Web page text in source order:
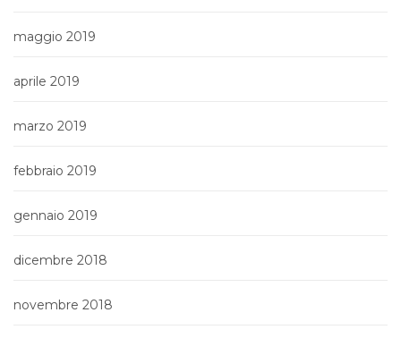
maggio 2019
aprile 2019
marzo 2019
febbraio 2019
gennaio 2019
dicembre 2018
novembre 2018